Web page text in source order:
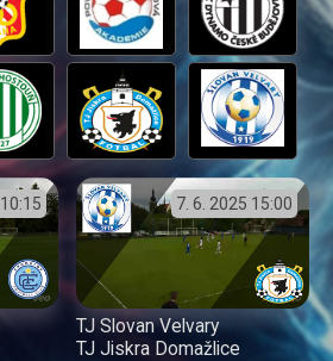
10:15 7. 6. 2025 15:00
TJ Slovan Velvary
TJ Jiskra Domažlice